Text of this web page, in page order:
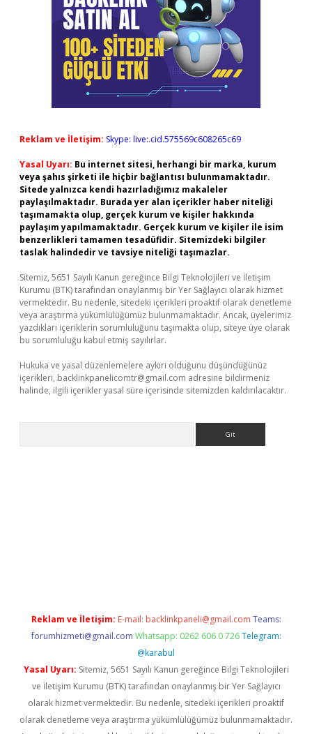
Reklam ve İletişim: Skype: live:.cid.575569c608265c69
Yasal Uyarı: Bu internet sitesi, herhangi bir marka, kurum
veya şahıs şirketi ile hiçbir bağlantısı bulunmamaktadır.
Sitede yalnızca kendi hazırladığımız makaleler
paylaşılmaktadır. Burada yer alan içerikler haber niteliği
taşımamakta olup, gerçek kurum ve kişiler hakkında
paylaşım yapılmamaktadır. Gerçek kurum ve kişiler ile isim
benzerlikleri tamamen tesadüfidir. Sitemizdeki bilgiler
taslak halindedir ve tavsiye niteliği taşımazlar.
Sitemiz, 5651 Sayılı Kanun gereğince Bilgi Teknolojileri ve İletişim
Kurumu (BTK) tarafından onaylanmış bir Yer Sağlayıcı olarak hizmet
vermektedir. Bu nedenle, sitedeki içerikleri proaktif olarak denetleme
veya araştırma yükümlülüğümüz bulunmamaktadır. Ancak, üyelerimiz
yazdıkları içeriklerin sorumluluğunu taşımakta olup, siteye üye olarak
bu sorumluluğu kabul etmiş sayılırlar.
Hukuka ve yasal düzenlemelere aykırı olduğunu düşündüğünüz
içerikleri, backlinkpanelicomtr@gmail.com adresine bildirmeniz
halinde, ilgili içerikler yasal süre içerisinde sitemizden kaldırılacaktır.
Reklam ve İletişim: E-mail: backlinkpaneli@gmail.com Teams:
forumhizmeti@gmail.com Whatsapp: 0262 606 0 726 Telegram:
@karabul
Yasal Uyarı: Sitemiz, 5651 Sayılı Kanun gereğince Bilgi Teknolojileri
ve İletişim Kurumu (BTK) tarafından onaylanmış bir Yer Sağlayıcı
olarak hizmet vermektedir. Bu nedenle, sitedeki içerikleri proaktif
olarak denetleme veya araştırma yükümlülüğümüz bulunmamaktadır.